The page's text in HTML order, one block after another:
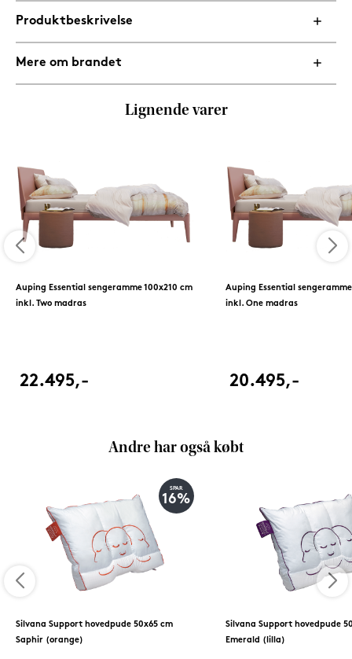
Produktbeskrivelse
Mere om brandet
Lignende varer
Auping Essential sengeramme 100x210 cm
inkl. Two madras
22.495,-
Auping Essential sengeramme
inkl. One madras
20.495,-
Andre har også købt
SPAR
16%
Silvana Support hovedpude 50x65 cm
Saphir (orange)
Silvana Support hovedpude
Emerald (lilla)